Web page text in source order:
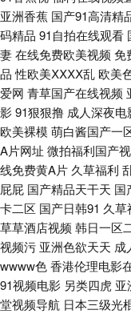
91tv 国产老湿中文字幕
资源吧 欧美日韩免费A级
狠干 男人和女人操国产
激情亚洲 视频在线第91
色情天堂 五月天性爱网
婷天堂 91蜜桃麻豆 AV先
片 一本道大香蕉伊人 91
态另类 aaAV成人片 波
亚洲香蕉 国产91高清精
码精品 91自拍在线观看
妻在线免费欧美视频 免
品 性欧美ⅩⅩⅩⅩ乱 欧美
爱网 青草国产在线视频
影91狠狠撸 成人深夜电
欧美裸模 萌白酱国产一
A片网址 微拍福利国产
线免费黄A片 久草福利
屁屁 国产精品天干天 国
卡二区 国产日韩91 久草
草草酒店视频 韩日一区
视频污 亚洲色欲天天 成
wwww色香港伦理电影
91视频电影 另类四虎 亚
堂视频导航 日本三级光